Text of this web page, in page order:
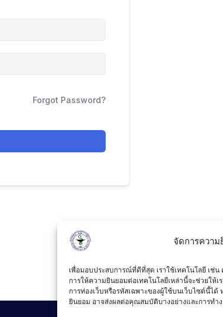
จัดการควา
เพื่อมอบประสบการณ์ที่ดีที่สุด เราใช้เทคโนโลยี เช่
การให้ความยินยอมต่อเทคโนโลยีเหล่านี้จะช่วยให้
การท่องเว็บหรือรหัสเฉพาะของผู้ใช้บนเว็บไซต์นี้
ยินยอม อาจส่งผลต่อคุณสมบัติบางอย่างและการทำ
Forgot Password?